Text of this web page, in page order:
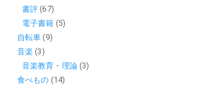
書評 (67)
電子書籍 (5)
自転車 (9)
音楽 (3)
音楽教育・理論(3)
食べもの (14)